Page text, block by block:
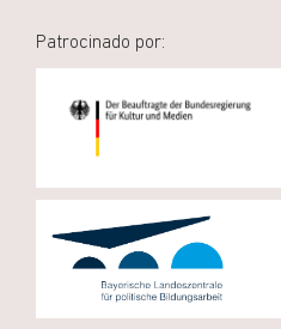
Patrocinado por: